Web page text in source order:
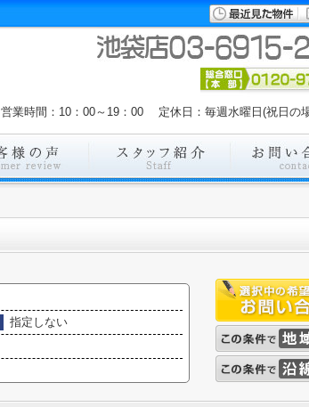
営業時間：10：00～19：00 定休日：毎週水曜日(祝日の
指定しない